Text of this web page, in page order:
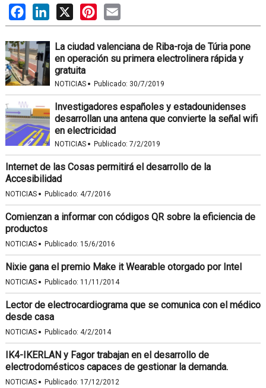
FacebookLinkedIn
X PinterestEmail
La ciudad valenciana de Riba-roja de Túria pone
en operación su primera electrolinera rápida y
gratuita
NOTICIAS · Publicado: 30/7/2019
Investigadores españoles y estadounidenses
desarrollan una antena que convierte la señal wifi
en electricidad
NOTICIAS · Publicado: 7/2/2019
Internet de las Cosas permitirá el desarrollo de la
Accesibilidad
NOTICIAS · Publicado: 4/7/2016
Comienzan a informar con códigos QR sobre la eficiencia de
productos
NOTICIAS · Publicado: 15/6/2016
Nixie gana el premio Make it Wearable otorgado por Intel
NOTICIAS · Publicado: 11/11/2014
Lector de electrocardiograma que se comunica con el médico
desde casa
NOTICIAS · Publicado: 4/2/2014
IK4-IKERLAN y Fagor trabajan en el desarrollo de
electrodomésticos capaces de gestionar la demanda.
NOTICIAS · Publicado: 17/12/2012